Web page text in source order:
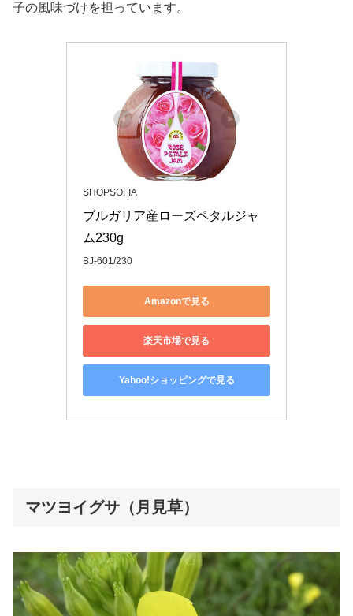
子の風味づけを担っています。
SHOPSOFIA
ブルガリア産ローズペタルジャ
ム230g
BJ-601/230
Amazonで見る
楽天市場で見る
Yahoo!ショッピングで見る
マツヨイグサ（月見草）